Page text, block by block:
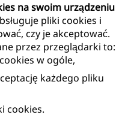
na swoim urządzeniu
pliki cookies i
czy je akceptować.
przez przeglądarki to:
w ogóle,
każdego pliku
cookies.